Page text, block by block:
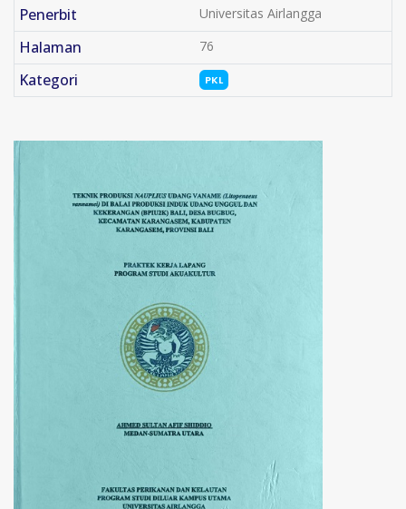
Penerbit Universitas Airlangga
Halaman 76
Kategori PKL